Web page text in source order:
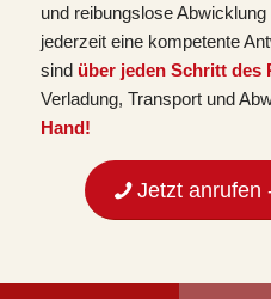
und reibungslose
jederzeit eine kompetente
sind über jeden Schritt des
Verladung, Transport und
Hand!
Jetzt anrufen